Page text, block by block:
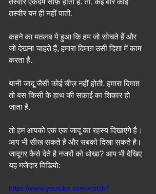
तस्वीर एकदम साफ़ होती है. तो, कई बार कोई
तस्वीर बन ही नहीं पाती.
कहने का मतलब ये हुआ कि हम जो सोचते हैं और
जो देखना चाहते हैं, हमारा दिमाग़ उसी दिशा में काम
करता है.
यानी जादू जैसी कोई चीज़ नहीं होती. हमारा दिमाग़
तो बस किसी के हाथ की सफ़ाई का शिकार हो
जाता है.
तो हम आपको एक एक जादू का रहस्य दिखाएंगे है।
आप भी सीख सकते है और सबको दिखा सकते है।
जादूगर कैसे देते है नजरों को धोखा? आप भी देखिए
यह मजेदार विडियो:
https://www.youtube.com/watch?